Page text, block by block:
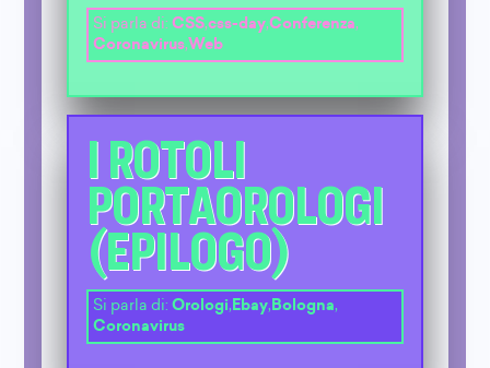
Si parla di: CSS,css-day,Conferenza,
Coronavirus,Web
I ROTOLI
PORTAOROLOGI
(EPILOGO)
Si parla di: Orologi,Ebay,Bologna,
Coronavirus